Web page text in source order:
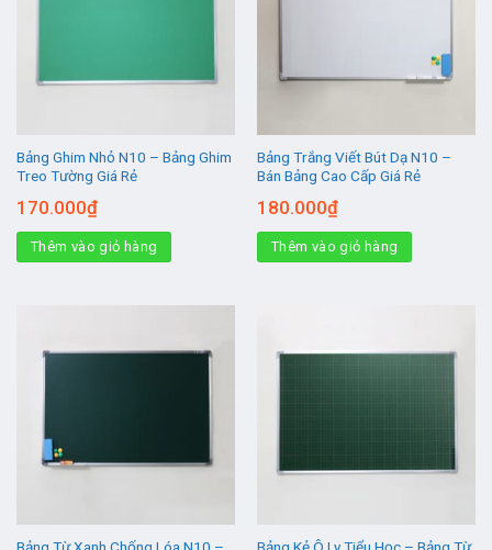
Bảng Ghim Nhỏ N10 – Bảng Ghim
Treo Tường Giá Rẻ
170.000₫
Thêm vào giỏ hàng
Bảng Trắng Viết Bút Dạ N10 –
Bán Bảng Cao Cấp Giá Rẻ
180.000₫
Thêm vào giỏ hàng
Bảng Từ Xanh Chống Lóa N10 –
Bảng Kẻ Ô Ly Tiểu Học – Bảng Từ